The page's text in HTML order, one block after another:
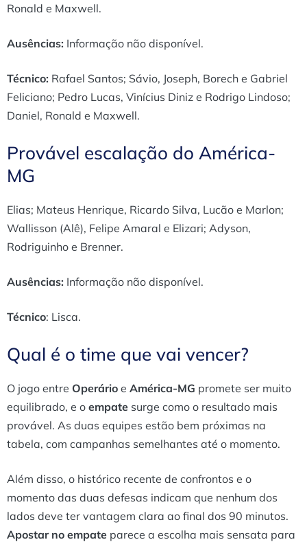
Ronald e Maxwell.
Ausências: Informação não disponível.
Técnico: Rafael Santos; Sávio, Joseph, Borech e Gabriel
Feliciano; Pedro Lucas, Vinícius Diniz e Rodrigo Lindoso;
Daniel, Ronald e Maxwell.
Provável escalação do América-
MG
Elias; Mateus Henrique, Ricardo Silva, Lucão e Marlon;
Wallisson (Alê), Felipe Amaral e Elizari; Adyson,
Rodriguinho e Brenner.
Ausências: Informação não disponível.
Técnico: Lisca.
Qual é o time que vai vencer?
O jogo entre Operário e América-MG promete ser muito
equilibrado, e o empate surge como o resultado mais
provável. As duas equipes estão bem próximas na
tabela, com campanhas semelhantes até o momento.
Além disso, o histórico recente de confrontos e o
momento das duas defesas indicam que nenhum dos
lados deve ter vantagem clara ao final dos 90 minutos.
Apostar no empate parece a escolha mais sensata para